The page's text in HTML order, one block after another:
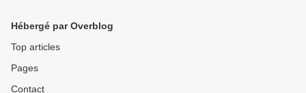
Hébergé par Overblog
Top articles
Pages
Contact